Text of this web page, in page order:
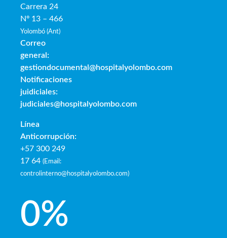
Carrera 24
Nº 13 – 466
Yolombó (Ant)
Correo
general:
gestiondocumental@hospitalyolombo.com
Notificaciones
juidiciales:
judiciales@hospitalyolombo.com
Línea
Anticorrupción:
+57 300 249
17 64 (Email:
controlinterno@hospitalyolombo.com)
0%